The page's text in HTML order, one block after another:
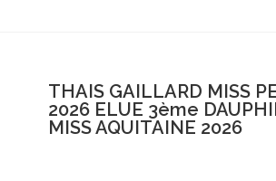
THAIS GAILLARD MISS
2026 ELUE 3ème
MISS AQUITAINE 2026